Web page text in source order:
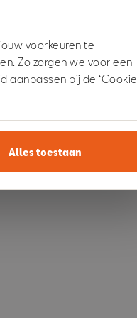
voorkeuren te
Zo zorgen we voor een
aanpassen bij de ‘Cookie
Alles toestaan